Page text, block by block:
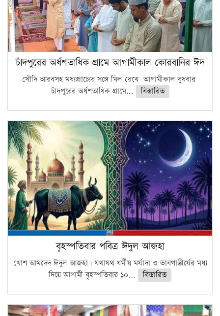
চাঁদপুরের অর্ধশতাধিক গ্রামে আগামীকাল কোরবানির ঈদ
সৌদি আরবসহ মধ্যপ্রাচ্যের সঙ্গে মিল রেখে আগামীকাল বুধবার
চাঁদপুরের অর্ধশতাধিক গ্রামে...
বিস্তারিত
বৃহস্পতিবার পবিত্র ঈদুল আজহা
খোশ আমদেদ ঈদুল আজহা। যথাযথ ধর্মীয় মর্যাদা ও ভাবগাম্ভীর্যের মধ্য
দিয়ে আগামী বৃহস্পতিবার ১০...
বিস্তারিত